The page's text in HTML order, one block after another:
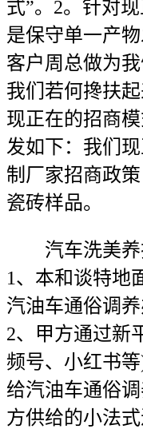
式”。2。针对
是保守单一产
客户周总做为
我们若何搀扶
现正在的招商
发如下：我们
制厂家招商政
瓷砖样品。
汽车洗美养
1、本和谈特地
汽油车通俗调
2、甲方通过新
频号、小红书
给汽油车通俗
方供给的小法